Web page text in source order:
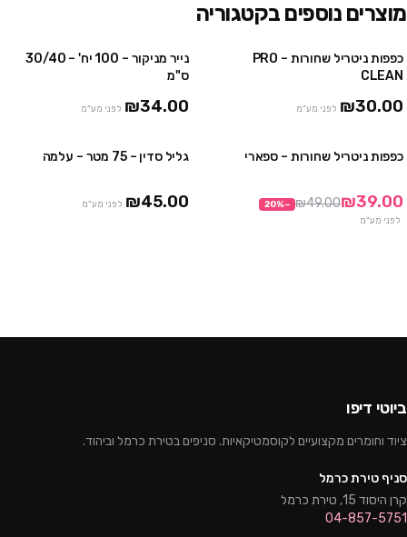
מוצרים נוספים בקטגוריה
כפפות ניטריל שחורות – PRO
CLEAN
₪30.00 לפני מע"מ
נייר מניקור – 100 יח' – 30/40
ס"מ
₪34.00 לפני מע"מ
כפפות ניטריל שחורות – ספארי
₪39.00
₪49.00
−
20%
לפני מע"מ
גליל סדין – 75 מטר – עלמה
₪45.00 לפני מע"מ
ביוטי דיפו
ציוד וחומרים מקצועיים לקוסמטיקאיות. סניפים בטירת כרמל וביהוד.
סניף טירת כרמל
קרן היסוד 15, טירת כרמל
04-857-5751